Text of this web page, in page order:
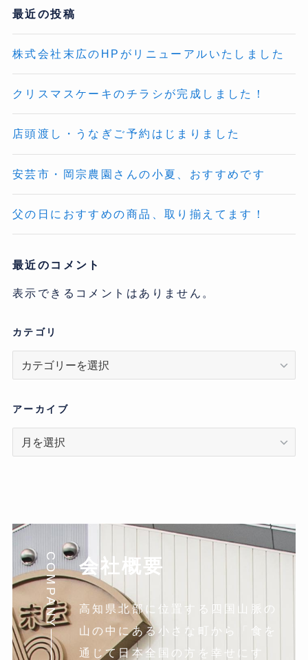
最近の投稿
株式会社末広のHPがリニューアルいたしました
クリスマスケーキのチラシが完成しました！
店頭渡し・うなぎご予約はじまりました
安芸市・岡宗農園さんの小夏、おすすめです
父の日におすすめの商品、取り揃えてます！
最近のコメント
表示できるコメントはありません。
カテゴリ
リ
アーカイブ
ア
COMPANY 会社概要
高知県北部に位置する四国山脈の
山の中にある小さな町から「食を
通じて日本全国の方を幸せにす